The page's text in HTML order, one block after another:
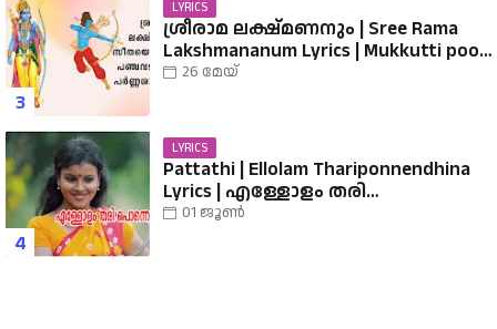
LYRICS
ശ്രീരാമ ലക്ഷ്മണനും | Sree Rama
Lakshmananum Lyrics | Mukkutti poo
Album | Sreerama Song Malayalam |
26 മേയ്
LYRICS
Pattathi | Ellolam Thariponnendhina
Lyrics | എള്ളോളം തരി
പൊന്നെന്തിനാ...... വരികൾ
01 ജൂൺ